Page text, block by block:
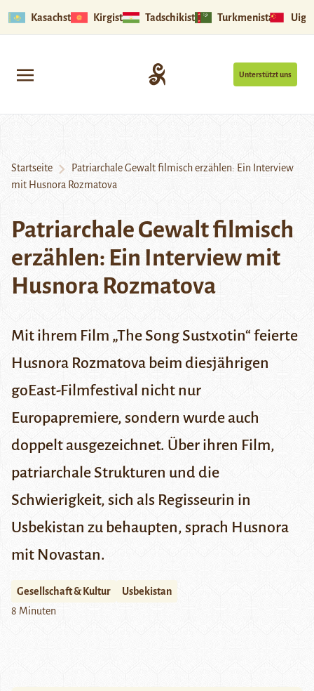
Kasachstan Kirgistan Tadschikistan Turkmenistan
Unterstützt uns
Startseite
Patriarchale Gewalt filmisch erzählen: Ein Interview
mit Husnora Rozmatova
Patriarchale Gewalt filmisch
erzählen: Ein Interview mit
Husnora Rozmatova
Mit ihrem Film „The Song Sustxotin“ feierte
Husnora Rozmatova beim diesjährigen
goEast-Filmfestival nicht nur
Europapremiere, sondern wurde auch
doppelt ausgezeichnet. Über ihren Film,
patriarchale Strukturen und die
Schwierigkeit, sich als Regisseurin in
Usbekistan zu behaupten, sprach Husnora
mit Novastan.
Gesellschaft & Kultur
Usbekistan
8 Minuten